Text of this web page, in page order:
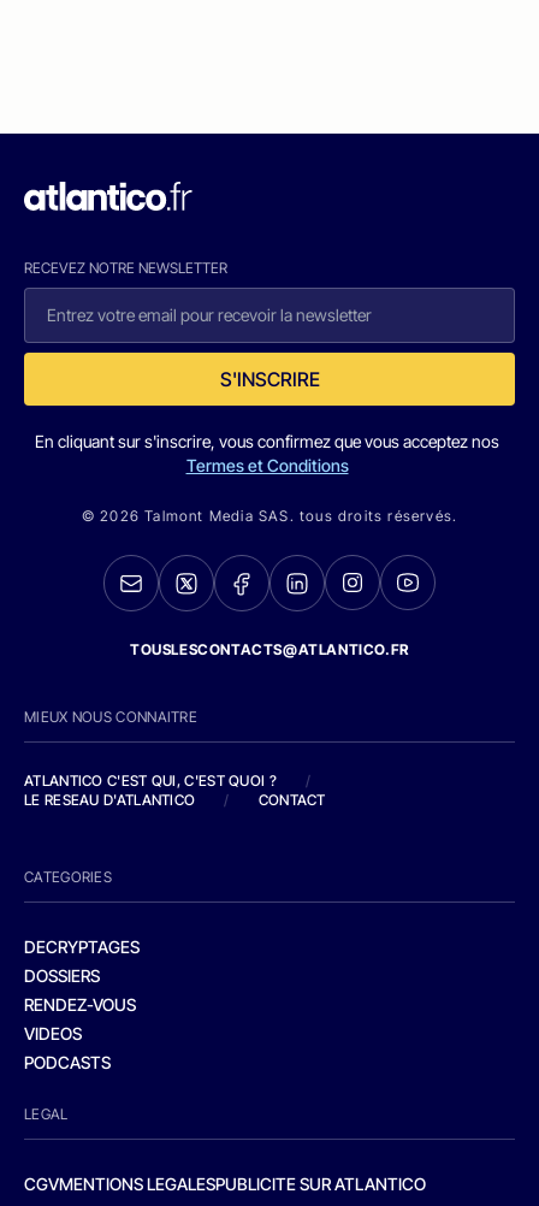
RECEVEZ NOTRE NEWSLETTER
S'INSCRIRE
En cliquant sur s'inscrire, vous confirmez que vous acceptez nos
Termes et Conditions
© 2026 Talmont Media SAS. tous droits réservés.
TOUSLESCONTACTS@ATLANTICO.FR
MIEUX NOUS CONNAITRE
ATLANTICO C'EST QUI, C'EST QUOI ?
/
LE RESEAU D'ATLANTICO
/ CONTACT
CATEGORIES
DECRYPTAGES
DOSSIERS
RENDEZ-VOUS
VIDEOS
PODCASTS
LEGAL
CGVMENTIONS LEGALESPUBLICITE SUR ATLANTICO